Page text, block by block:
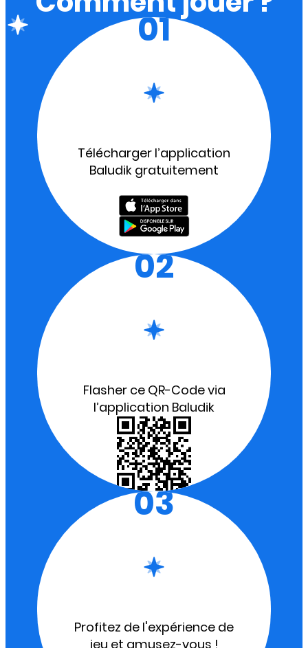
01
Télécharger l’application
Baludik gratuitement
02
Flasher ce QR-Code via
l’application Baludik
03
Profitez de l'expérience de
jeu et amusez-vous !